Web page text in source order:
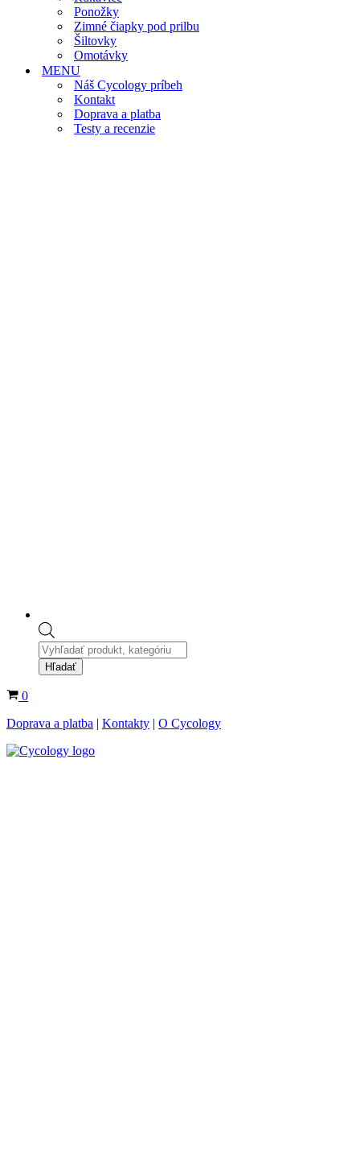
Ponožky
Zimné čiapky pod prilbu
Šiltovky
Omotávky
MENU
Náš Cycology príbeh
Kontakt
Doprava a platba
Testy a recenzie
Products
search
Hľadať
Košík
0
Doprava a platba | Kontakty | O Cycology